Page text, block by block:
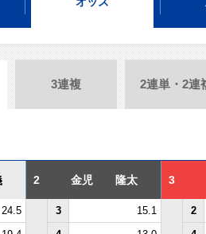
3連複 2連単・2連
2 金児 隆太 3
24.5 3 15.1
2